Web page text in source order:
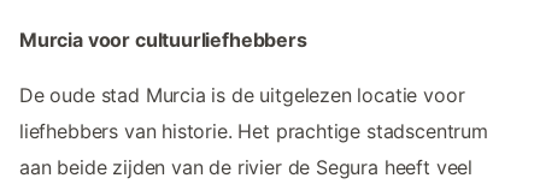
Murcia voor cultuurliefhebbers
De oude stad Murcia is de uitgelezen locatie voor
liefhebbers van historie. Het prachtige stadscentrum
aan beide zijden van de rivier de Segura heeft veel